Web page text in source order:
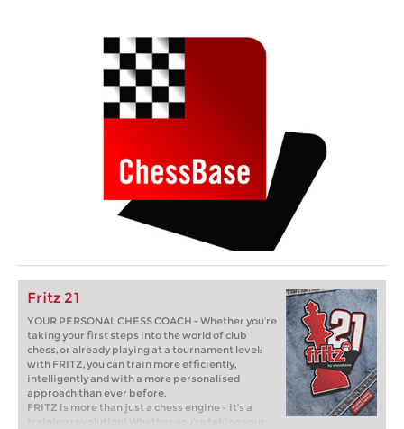
Fritz 21
YOUR PERSONAL CHESS COACH - Whether you’re
taking your first steps into the world of club
chess, or already playing at a tournament level:
with FRITZ, you can train more efficiently,
intelligently and with a more personalised
approach than ever before.
FRITZ is more than just a chess engine – it’s a
training revolution! Whether you’re taking your